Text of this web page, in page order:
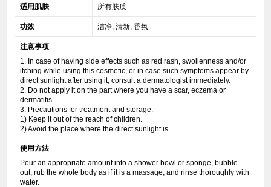
适用肌肤 所有肤质
功效 洁净, 清新, 香氛
注意事项
1. In case of having side effects such as red rash, swollenness and/or
itching while using this cosmetic, or in case such symptoms appear by
direct sunlight after using it, consult a dermatologist immediately.
2. Do not apply it on the part where you have a scar, eczema or
dermatitis.
3. Precautions for treatment and storage.
1) Keep it out of the reach of children.
2) Avoid the place where the direct sunlight is.
使用方法
Pour an appropriate amount into a shower bowl or sponge, bubble
out, rub the whole body as if it is a massage, and rinse thoroughly with
water.